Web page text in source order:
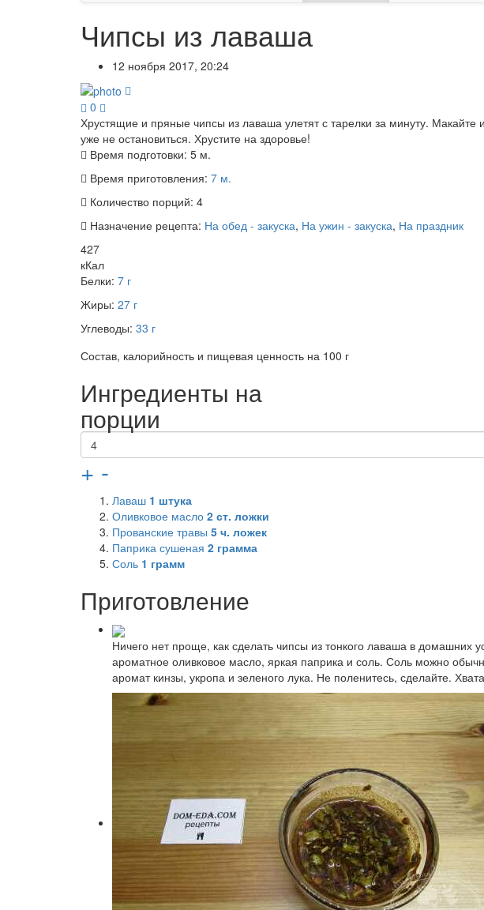
Чипсы из лаваша
12 ноября 2017, 20:24
0
Хрустящие и пряные чипсы из лаваша улетят с тарелки за минуту. Макайте
уже не остановиться. Хрустите на здоровье!
Время подготовки: 5 м.
Время приготовления: 7 м.
Количество порций: 4
Назначение рецепта: На обед - закуска, На ужин - закуска, На праздник
427
кКал
Белки: 7 г
Жиры: 27 г
Углеводы: 33 г
Состав, калорийность и пищевая ценность на 100 г
Ингредиенты на
порции
+ -
Лаваш 1 штука
Оливковое масло 2 ст. ложки
Прованские травы 5 ч. ложек
Паприка сушеная 2 грамма
Соль 1 грамм
Приготовление
Ничего нет проще, как сделать чипсы из тонкого лаваша в
ароматное оливковое масло, яркая паприка и соль. Соль можно
аромат кинзы, укропа и зеленого лука. Не поленитесь, сделайте.